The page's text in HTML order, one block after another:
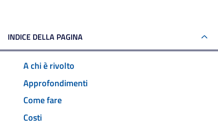
INDICE DELLA PAGINA
A chi è rivolto
Approfondimenti
Come fare
Costi